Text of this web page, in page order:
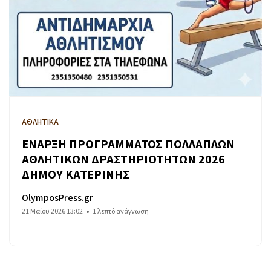
ΑΘΛΗΤΙΚΑ
ΕΝΑΡΞΗ ΠΡΟΓΡΑΜΜΑΤΟΣ ΠΟΛΛΑΠΛΩΝ
ΑΘΛΗΤΙΚΩΝ ΔΡΑΣΤΗΡΙΟΤΗΤΩΝ 2026
ΔΗΜΟΥ ΚΑΤΕΡΙΝΗΣ
OlymposPress.gr
21 Μαΐου 2026 13:02 1 λεπτό ανάγνωση